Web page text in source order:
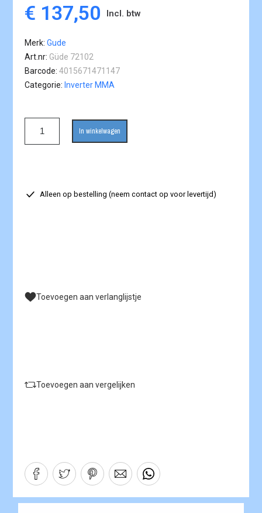
€ 137,50 Incl. btw
Merk Gude
Art.nr Güde 72102
Barcode 4015671471147
Categorie Inverter MMA
In winkelwagen
Alleen op bestelling (neem contact op voor levertijd)
Toevoegen aan verlanglijstje
Toevoegen aan vergelijken